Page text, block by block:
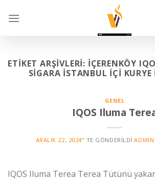
ETIKET ARŞIVLERI: İÇERENKÖY
SIGARA İSTANBUL İÇI KURYE
GENEL
IQOS Iluma
ARALIK 22, 2024’' TE GÖNDERILDI ADMIN
IQOS Iluma Terea Terea Tütünü